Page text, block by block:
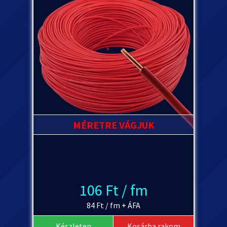
MÉRETRE VÁGJUK
106 Ft / fm
84 Ft / fm + ÁFA